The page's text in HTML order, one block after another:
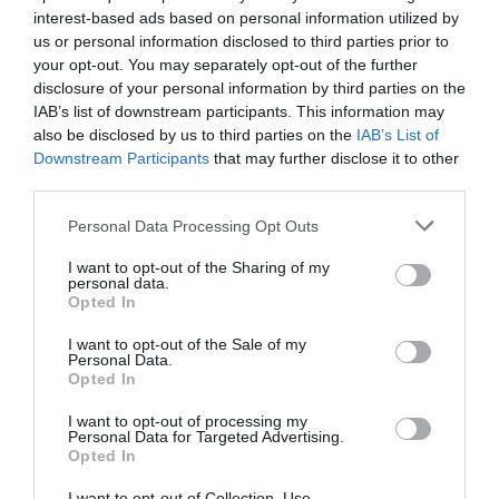
interest-based ads based on personal information utilized by
us or personal information disclosed to third parties prior to
your opt-out. You may separately opt-out of the further
disclosure of your personal information by third parties on the
IAB’s list of downstream participants. This information may
also be disclosed by us to third parties on the IAB’s List of
Downstream Participants that may further disclose it to other
Personal Data Processing Opt Outs
I want to opt-out of the Sharing of my
personal data.
Opted In
I want to opt-out of the Sale of my
Personal Data.
Opted In
I want to opt-out of processing my
Personal Data for Targeted Advertising.
Opted In
Saint-Gervais-les-Bainsà 1.18 km du point 24
Assyà 2.74 km du point 24
Bossonsà 0.93 km du point 25
Les Bossonsà 0.93 km du point 25
Chamonix à 1.68 km du point 25
tiempo estimado
de l'Hôtel de villeversRue de la Paix
Prendreà droite